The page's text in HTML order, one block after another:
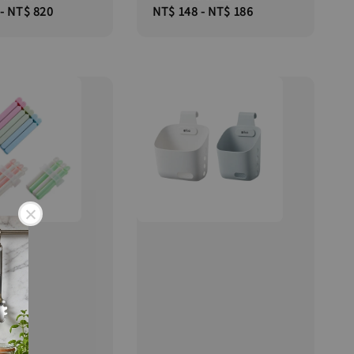
- NT$ 820
Regular
NT$ 148- NT$ 186